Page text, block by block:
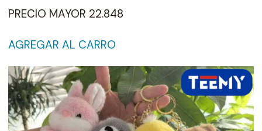
PRECIO MAYOR 22.848
AGREGAR AL CARRO